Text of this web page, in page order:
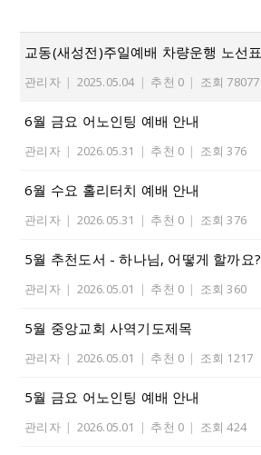
교동(새성전)주일예배 차량운행 노선표
관리자 | 2025.05.04 | 추천 0 | 조회 78077
6월 금요 어노인팅 예배 안내
관리자 | 2026.05.31 | 추천 0 | 조회 376
6월 수요 홀리터치 예배 안내
관리자 | 2026.05.31 | 추천 0 | 조회 376
5월 추천도서 - 하나님, 어떻게 할까요?
관리자 | 2026.05.01 | 추천 0 | 조회 360
5월 중앙교회 사역기도제목
관리자 | 2026.05.01 | 추천 0 | 조회 1217
5월 금요 어노인팅 예배 안내
관리자 | 2026.05.01 | 추천 0 | 조회 424